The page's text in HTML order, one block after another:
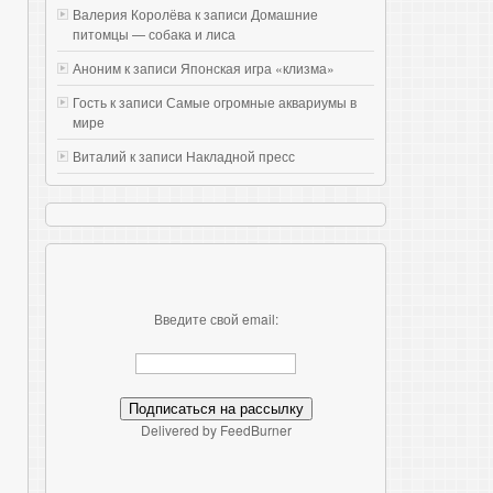
Валерия Королёва к записи Домашние
питомцы — собака и лиса
Аноним к записи Японская игра «клизма»
Гость к записи Самые огромные аквариумы в
мире
Виталий к записи Накладной пресс
Введите свой email:
Delivered by FeedBurner